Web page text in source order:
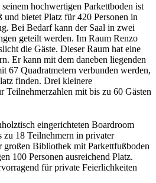
hochwertigen Parkettboden ist
und bietet Platz für 420 Personen in
Bei Bedarf kann der Saal in zwei
geteilt werden. Im Raum Renzo
die Gäste. Dieser Raum hat eine
Er kann mit dem daneben liegenden
67 Quadratmetern verbunden werden,
finden. Drei kleinere
Teilnehmerzahlen mit bis zu 60 Gästen
eingerichteten Boardroom
zu 18 Teilnehmern in privater
großen Bibliothek mit Parkettfußboden
100 Personen ausreichend Platz.
für private Feierlichkeiten